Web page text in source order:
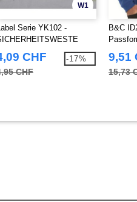
W1
Serie YK102 -
CHF
CHF
-17%
B&C
9,51
15,73